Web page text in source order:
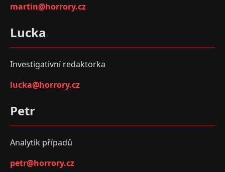
martin@horrory.cz
Lucka
Investigativní redaktorka
lucka@horrory.cz
Petr
Analytik případů
petr@horrory.cz